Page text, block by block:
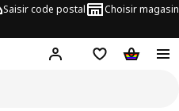
Saisir code postal Choisir magasin
Hej! Connecte-toi
Liste d'achats
Panier